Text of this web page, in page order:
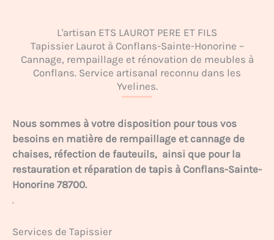
L'artisan ETS LAUROT PERE ET FILS
Tapissier Laurot à Conflans-Sainte-Honorine –
Cannage, rempaillage et rénovation de meubles à
Conflans. Service artisanal reconnu dans les
Yvelines.
Nous sommes à votre disposition pour tous vos
besoins en matière de rempaillage et cannage de
chaises, réfection de fauteuils, ainsi que pour la
restauration et réparation de tapis à Conflans-Sainte-
Honorine 78700.
.
Services de Tapissier